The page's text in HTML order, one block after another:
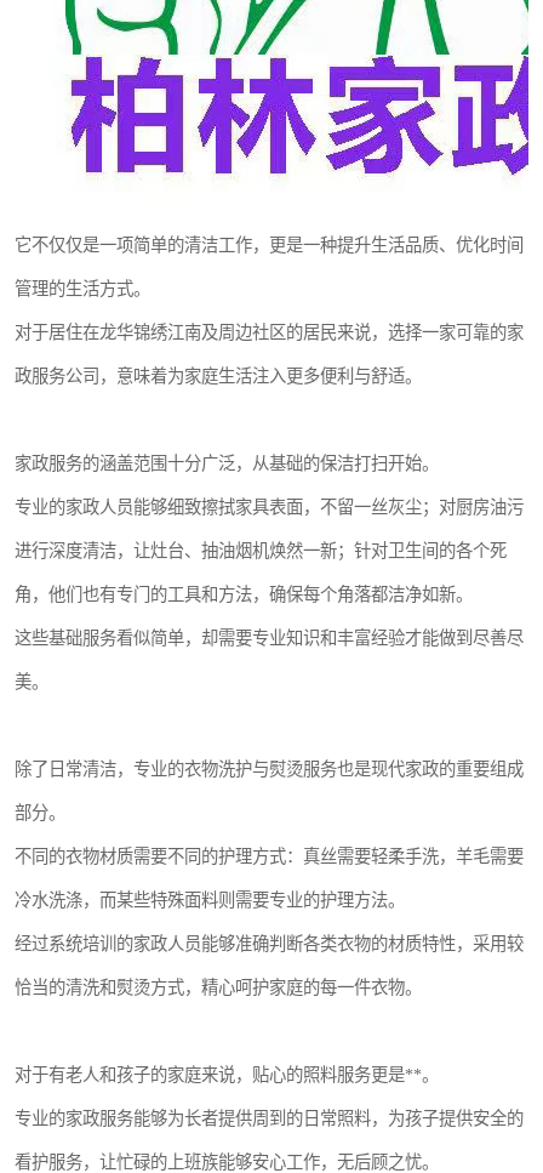
它不仅仅是一项简单的清洁工作，更是一种提升生活品质、优化时间
管理的生活方式。
对于居住在龙华锦绣江南及周边社区的居民来说，选择一家可靠的家
政服务公司，意味着为家庭生活注入更多便利与舒适。
家政服务的涵盖范围十分广泛，从基础的保洁打扫开始。
专业的家政人员能够细致擦拭家具表面，不留一丝灰尘；对厨房油污
进行深度清洁，让灶台、抽油烟机焕然一新；针对卫生间的各个死
角，他们也有专门的工具和方法，确保每个角落都洁净如新。
这些基础服务看似简单，却需要专业知识和丰富经验才能做到尽善尽
美。
除了日常清洁，专业的衣物洗护与熨烫服务也是现代家政的重要组成
部分。
不同的衣物材质需要不同的护理方式：真丝需要轻柔手洗，羊毛需要
冷水洗涤，而某些特殊面料则需要专业的护理方法。
经过系统培训的家政人员能够准确判断各类衣物的材质特性，采用较
恰当的清洗和熨烫方式，精心呵护家庭的每一件衣物。
对于有老人和孩子的家庭来说，贴心的照料服务更是**。
专业的家政服务能够为长者提供周到的日常照料，为孩子提供安全的
看护服务，让忙碌的上班族能够安心工作，无后顾之忧。